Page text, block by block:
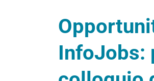
InfoJobs: